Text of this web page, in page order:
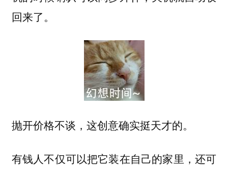
回来了。
抛开价格不谈，这创意确实挺天才的。
有钱人不仅可以把它装在自己的家里，还可